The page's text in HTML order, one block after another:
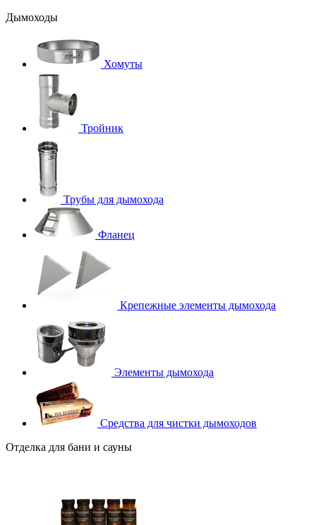
Дымоходы
Хомуты
Тройник
Трубы для дымохода
Фланец
Крепежные элементы дымохода
Элементы дымохода
Средства для чистки дымоходов
Отделка для бани и сауны